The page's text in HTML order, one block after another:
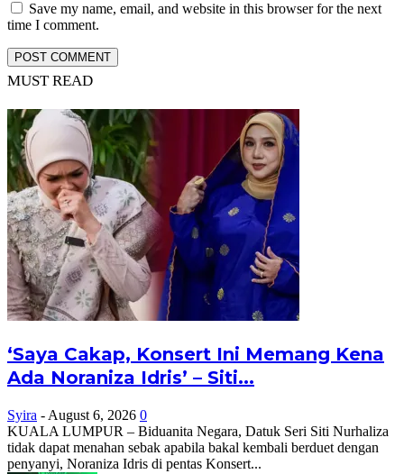
Save my name, email, and website in this browser for the next
time I comment.
MUST READ
‘Saya Cakap, Konsert Ini Memang Kena
Ada Noraniza Idris’ – Siti...
Syira - August 6, 2026 0
KUALA LUMPUR – Biduanita Negara, Datuk Seri Siti Nurhaliza
tidak dapat menahan sebak apabila bakal kembali berduet dengan
penyanyi, Noraniza Idris di pentas Konsert...